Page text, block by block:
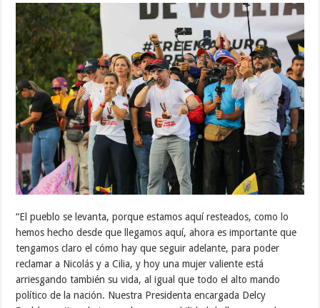
“El pueblo se levanta, porque estamos aquí resteados, como lo
hemos hecho desde que llegamos aquí, ahora es importante que
tengamos claro el cómo hay que seguir adelante, para poder
reclamar a Nicolás y a Cilia, y hoy una mujer valiente está
arriesgando también su vida, al igual que todo el alto mando
político de la nación. Nuestra Presidenta encargada Delcy